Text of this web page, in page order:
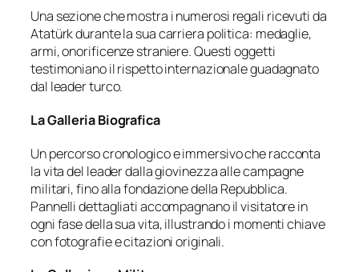
Una sezione che mostra i numerosi regali ricevuti da
Atatürk durante la sua carriera politica: medaglie,
armi, onorificenze straniere. Questi oggetti
testimoniano il rispetto internazionale guadagnato
dal leader turco.
La Galleria Biografica
Un percorso cronologico e immersivo che racconta
la vita del leader dalla giovinezza alle campagne
militari, fino alla fondazione della Repubblica.
Pannelli dettagliati accompagnano il visitatore in
ogni fase della sua vita, illustrando i momenti chiave
con fotografie e citazioni originali.